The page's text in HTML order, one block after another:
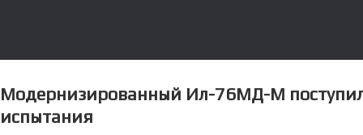
Модернизированный Ил-76МД-М
испытания